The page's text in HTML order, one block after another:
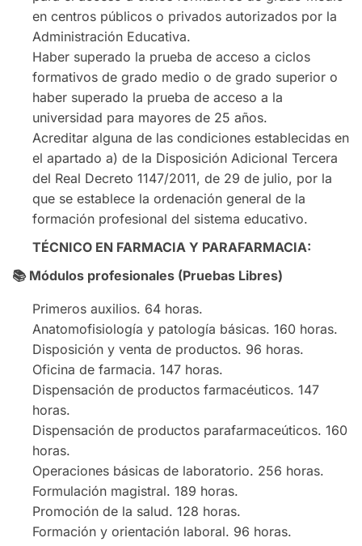
en centros públicos o privados autorizados por la
Administración Educativa.
Haber superado la prueba de acceso a ciclos
formativos de grado medio o de grado superior o
haber superado la prueba de acceso a la
universidad para mayores de 25 años.
Acreditar alguna de las condiciones establecidas en
el apartado a) de la Disposición Adicional Tercera
del Real Decreto 1147/2011, de 29 de julio, por la
que se establece la ordenación general de la
formación profesional del sistema educativo.
TÉCNICO EN FARMACIA Y PARAFARMACIA:
📚Módulos profesionales (Pruebas Libres)
Primeros auxilios. 64 horas.
Anatomofisiología y patología básicas. 160 horas.
Disposición y venta de productos. 96 horas.
Oficina de farmacia. 147 horas.
Dispensación de productos farmacéuticos. 147
horas.
Dispensación de productos parafarmaceúticos. 160
horas.
Operaciones básicas de laboratorio. 256 horas.
Formulación magistral. 189 horas.
Promoción de la salud. 128 horas.
Formación y orientación laboral. 96 horas.